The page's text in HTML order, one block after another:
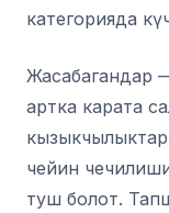
категорияда
Жасабагандар
артка карата
чейин чечилиши
туш болот.